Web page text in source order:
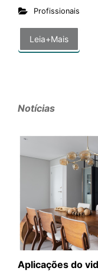
Profissionais
Leia+Mais
Notícias
Aplicações do